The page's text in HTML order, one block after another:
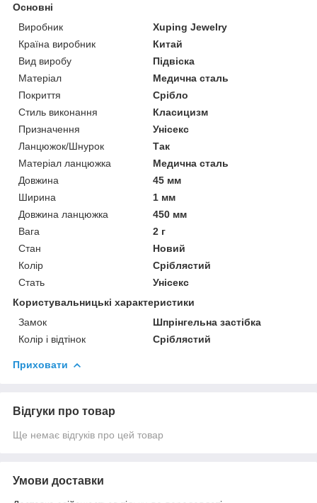
Основні
Виробник
Xuping Jewelry
Країна виробник
Китай
Вид виробу
Підвіска
Матеріал
Медична сталь
Покриття
Срібло
Стиль виконання
Класицизм
Призначення
Унісекс
Ланцюжок/Шнурок
Так
Матеріал ланцюжка
Медична сталь
Довжина
45 мм
Ширина
1 мм
Довжина ланцюжка
450 мм
Вага
2 г
Стан
Новий
Колір
Сріблястий
Стать
Унісекс
Користувальницькі характеристики
Замок
Шпрінгельна застібка
Колір і відтінок
Сріблястий
Приховати
Відгуки про товар
Ще немає відгуків про цей товар
Умови доставки